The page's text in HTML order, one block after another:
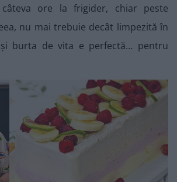
câteva ore la frigider, chiar peste
nu mai trebuie decât limpezită în
burta de vita e perfectă… pentru